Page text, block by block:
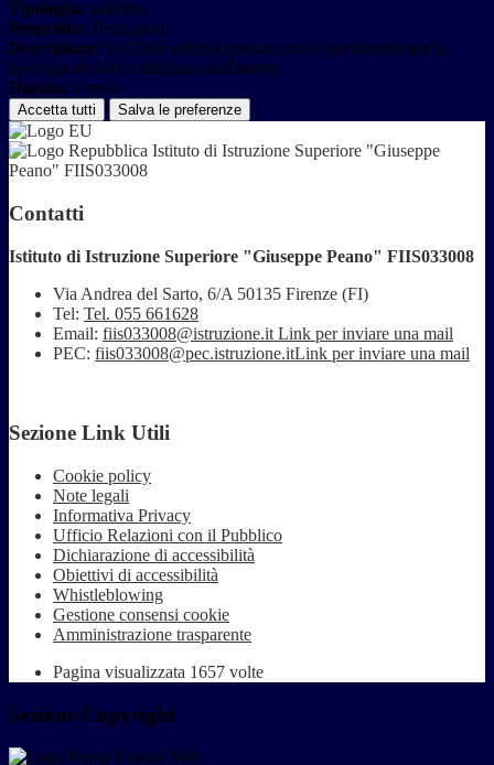
Tipologia: analitico
Proprieta: Terza-parte
Descrizione: YouTube utilizza questo cookie per identificare la
tipologia di device utilizzata dall'utente
Durata: 6 mesi
Accetta tutti Salva le preferenze
Istituto di Istruzione Superiore "Giuseppe
Peano" FIIS033008
Contatti
Istituto di Istruzione Superiore "Giuseppe Peano" FIIS033008
Via Andrea del Sarto, 6/A 50135 Firenze (FI)
Tel: Tel. 055 661628
Email: fiis033008@istruzione.it Link per inviare una mail
PEC: fiis033008@pec.istruzione.itLink per inviare una mail
Sezione Link Utili
Cookie policy
Note legali
Informativa Privacy
Ufficio Relazioni con il Pubblico
Dichiarazione di accessibilità
Obiettivi di accessibilità
Whistleblowing
Gestione consensi cookie
Amministrazione trasparente
Pagina visualizzata 1657 volte
Sezione Copyright